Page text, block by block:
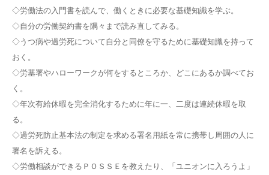
◇労働法の入門書を読んで、働くときに必要な基礎知識を学ぶ。
◇自分の労働契約書を隅々まで読み直してみる。
◇うつ病や過労死について自分と同僚を守るために基礎知識を持って
おく。
◇労基署やハローワークが何をするところか、どこにあるか調べてお
く。
◇年次有給休暇を完全消化するために年に一、二度は連続休暇を取
る。
◇過労死防止基本法の制定を求める署名用紙を常に携帯し周囲の人に
署名を訴える。
◇労働相談ができるＰＯＳＳＥを教えたり、「ユニオンに入ろうよ」